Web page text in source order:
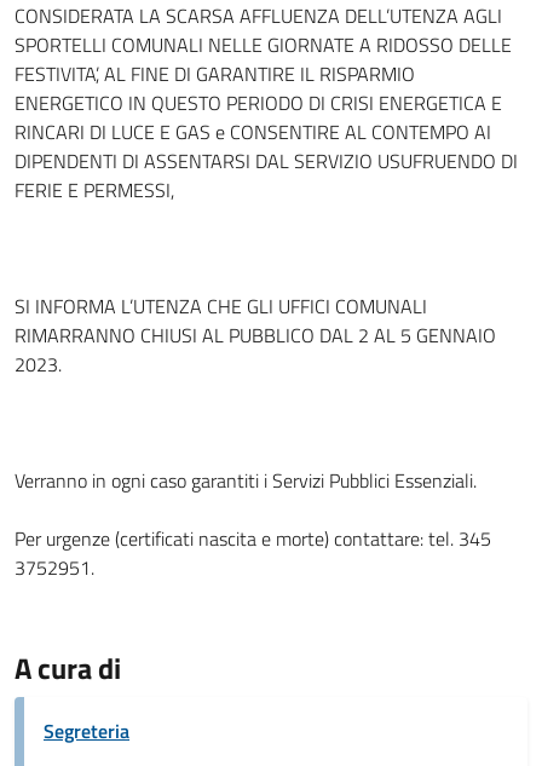
CONSIDERATA LA SCARSA AFFLUENZA DELL’UTENZA AGLI
SPORTELLI COMUNALI NELLE GIORNATE A RIDOSSO DELLE
FESTIVITA’, AL FINE DI GARANTIRE IL RISPARMIO
ENERGETICO IN QUESTO PERIODO DI CRISI ENERGETICA E
RINCARI DI LUCE E GAS e CONSENTIRE AL CONTEMPO AI
DIPENDENTI DI ASSENTARSI DAL SERVIZIO USUFRUENDO DI
FERIE E PERMESSI,
SI INFORMA L’UTENZA CHE GLI UFFICI COMUNALI
RIMARRANNO CHIUSI AL PUBBLICO DAL 2 AL 5 GENNAIO
2023.
Verranno in ogni caso garantiti i Servizi Pubblici Essenziali.
Per urgenze (certificati nascita e morte) contattare: tel. 345
3752951.
A cura di
Segreteria